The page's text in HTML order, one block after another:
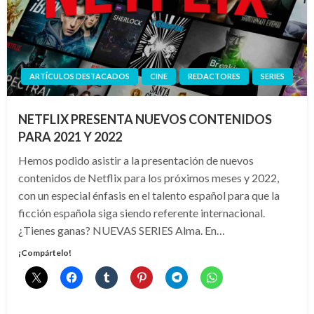
ARTÍCULOS DESTACADOS CINE REDACTORES SERIES
NETFLIX PRESENTA NUEVOS CONTENIDOS
PARA 2021 Y 2022
Hemos podido asistir a la presentación de nuevos
contenidos de Netflix para los próximos meses y 2022,
con un especial énfasis en el talento español para que la
ficción española siga siendo referente internacional.
¿Tienes ganas? NUEVAS SERIES Alma. En…
¡Compártelo!